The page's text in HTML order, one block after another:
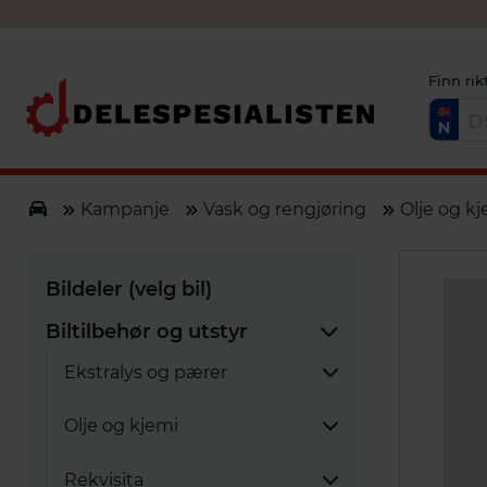
Finn
Kampanje Vask og rengjøring Olje og
Bildeler (velg bil)
Biltilbehør og utstyr
Ekstralys og pærer
Olje og kjemi
Rekvisita